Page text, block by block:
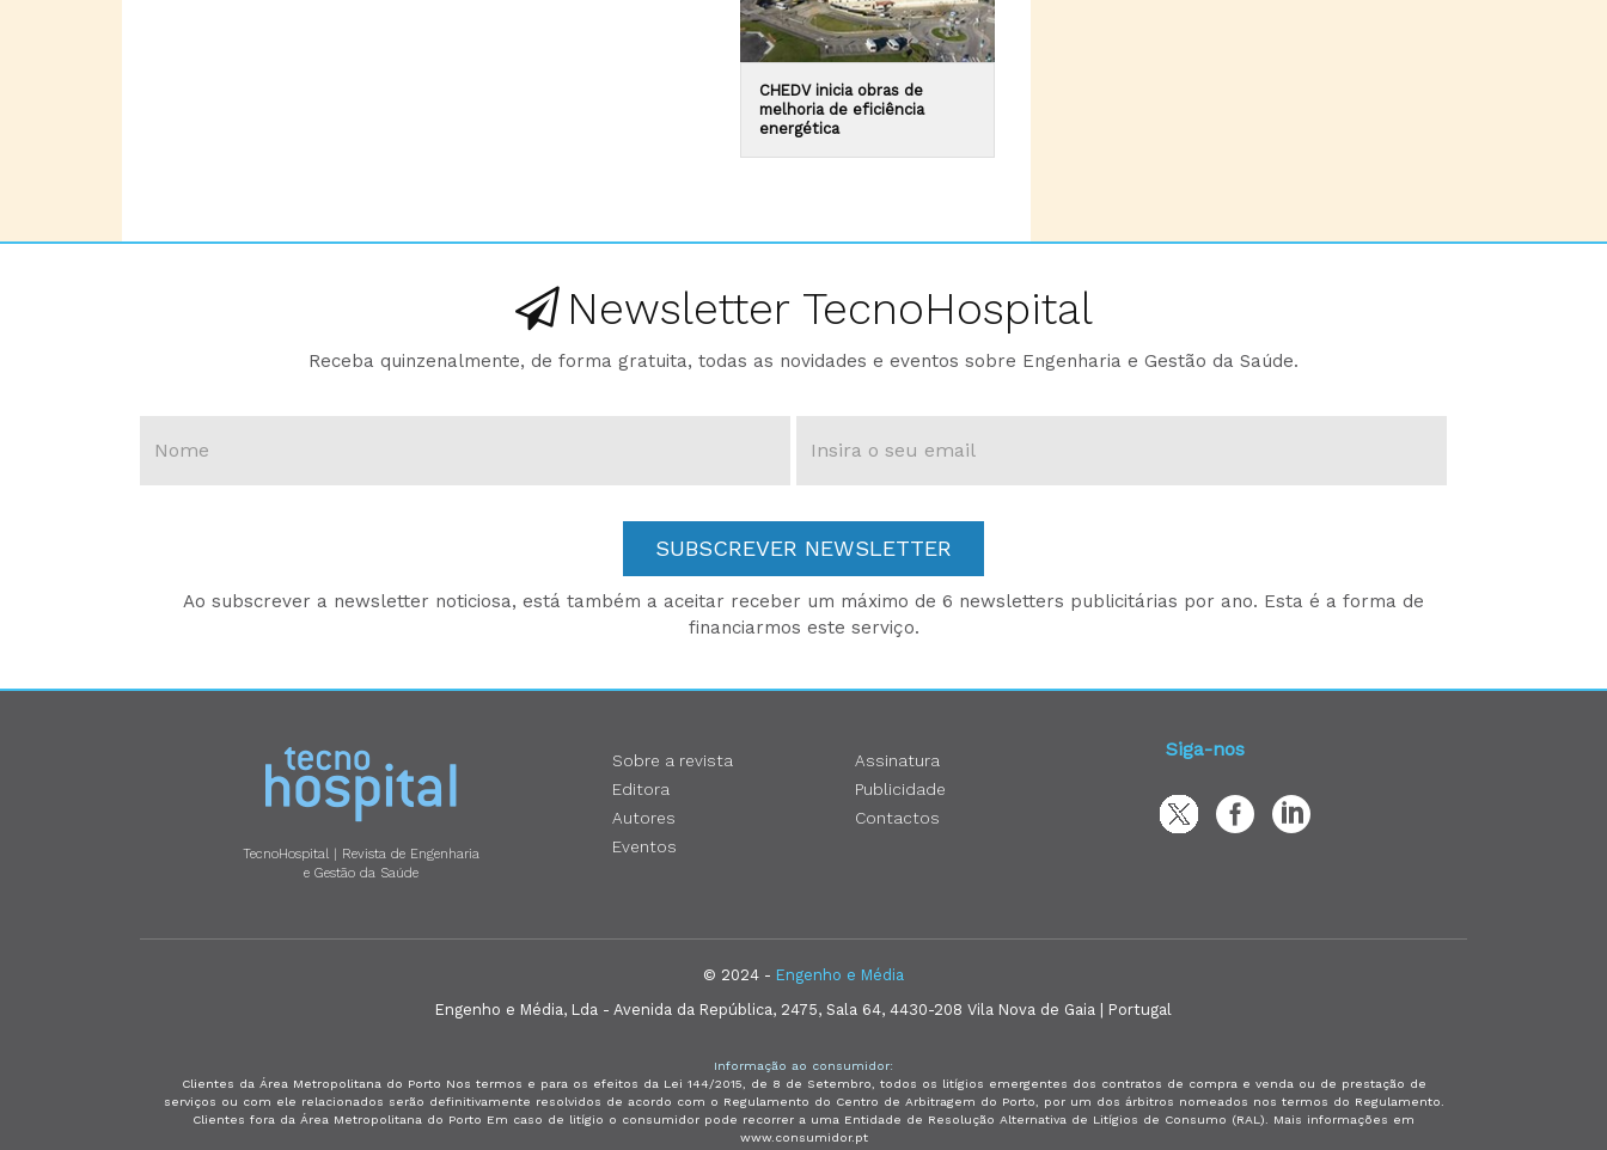
CHEDV inicia obras de
melhoria de eficiência
energética
Newsletter TecnoHospital
Receba quinzenalmente, de forma gratuita, todas as novidades e eventos sobre Engenharia e Gestão da Saúde.
SUBSCREVER NEWSLETTER
Ao subscrever a newsletter noticiosa, está também a aceitar receber um máximo de 6 newsletters publicitárias por ano. Esta é a forma de
financiarmos este serviço.
TecnoHospital | Revista de Engenharia
e Gestão da Saúde
Sobre a revista
Editora
Autores
Eventos
Assinatura
Publicidade
Contactos
Siga-nos
© 2024 - Engenho e Média
Engenho e Média, Lda - Avenida da República, 2475, Sala 64, 4430-208 Vila Nova de Gaia | Portugal
Informação ao consumidor:
Clientes da Área Metropolitana do Porto Nos termos e para os efeitos da Lei 144/2015, de 8 de Setembro, todos os litígios emergentes dos contratos de compra e venda ou de prestação de
serviços ou com ele relacionados serão definitivamente resolvidos de acordo com o Regulamento do Centro de Arbitragem do Porto, por um dos árbitros nomeados nos termos do Regulamento.
Clientes fora da Área Metropolitana do Porto Em caso de litígio o consumidor pode recorrer a uma Entidade de Resolução Alternativa de Litígios de Consumo (RAL). Mais informações em
www.consumidor.pt